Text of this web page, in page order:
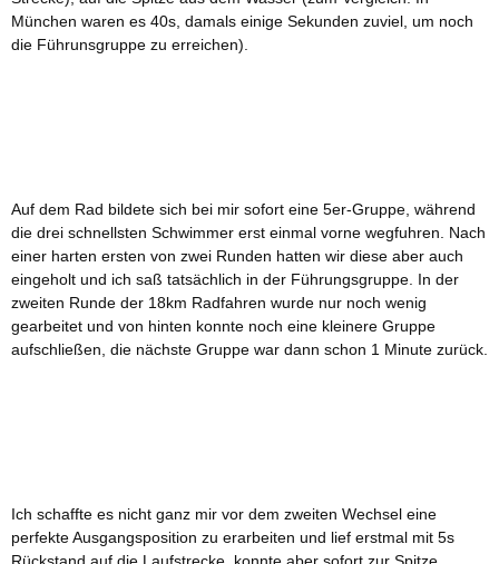
München waren es 40s, damals einige Sekunden zuviel, um noch
die Führunsgruppe zu erreichen).
Auf dem Rad bildete sich bei mir sofort eine 5er-Gruppe, während
die drei schnellsten Schwimmer erst einmal vorne wegfuhren. Nach
einer harten ersten von zwei Runden hatten wir diese aber auch
eingeholt und ich saß tatsächlich in der Führungsgruppe. In der
zweiten Runde der 18km Radfahren wurde nur noch wenig
gearbeitet und von hinten konnte noch eine kleinere Gruppe
aufschließen, die nächste Gruppe war dann schon 1 Minute zurück.
Ich schaffte es nicht ganz mir vor dem zweiten Wechsel eine
perfekte Ausgangsposition zu erarbeiten und lief erstmal mit 5s
Rückstand auf die Laufstrecke, konnte aber sofort zur Spitze